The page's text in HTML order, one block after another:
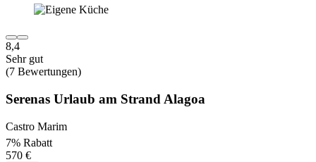
8,4
Sehr gut
(7 Bewertungen)
Serenas Urlaub am Strand Alagoa
Castro Marim
7% Rabatt
570 €